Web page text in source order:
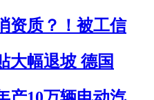
资质？！被工信
大幅退坡 德国